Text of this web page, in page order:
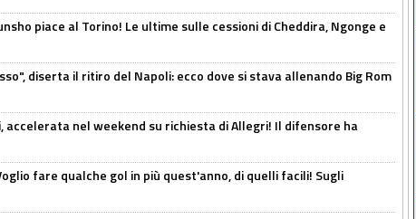
piace al Torino! Le ultime sulle cessioni di Cheddira, Ngonge e
diserta il ritiro del Napoli: ecco dove si stava allenando Big Rom
accelerata nel weekend su richiesta di Allegri! Il difensore ha
fare qualche gol in più quest'anno, di quelli facili! Sugli